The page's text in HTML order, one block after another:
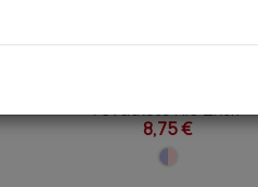
Fimelle Elegance TENCEL™
Γυναικειο Rio Σλιπ
8,75 €